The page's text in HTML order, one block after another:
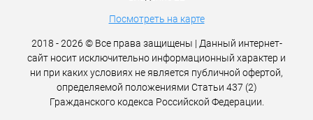
Посмотреть на карте
2018 - 2026 © Все права защищены | Данный интернет-
сайт носит исключительно информационный характер и
ни при каких условиях не является публичной офертой,
определяемой положениями Статьи 437 (2)
Гражданского кодекса Российской Федерации.